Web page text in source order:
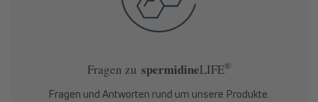
Fragen zu spermidineLIFE®
Fragen und Antworten rund um unsere Produkte.